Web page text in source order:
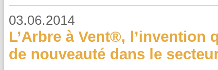
03.06.2014
L’Arbre à Vent®, l’invention
de nouveauté dans le